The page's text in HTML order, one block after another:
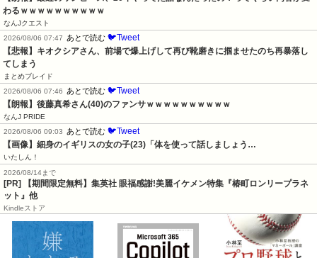
わるｗｗｗｗｗｗｗｗｗｗ
なんJクエスト
2026/08/06 07:47
あとで読む 🐦Tweet
【悲報】キオクシアさん、前場で爆上げして再び靴磨きに掴ませたのち再暴落し
てしまう
まとめブレイド
2026/08/06 07:46
あとで読む 🐦Tweet
【朗報】後藤真希さん(40)のファンサｗｗｗｗｗｗｗｗｗｗ
なんJ PRIDE
2026/08/06 09:03
あとで読む 🐦Tweet
【画像】細身のイギリスの女の子(23)「体を使って話しましょう…
いたしん！
2026/08/14まで
[PR] 【期間限定無料】集英社 眼福感謝!美麗イケメン特集『椿町ロンリープラネ
ット』他
Kindleストア